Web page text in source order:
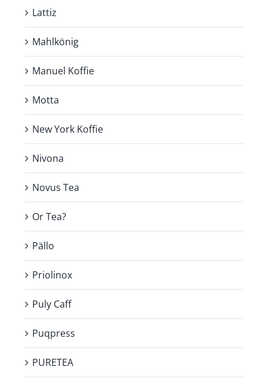
Lattiz
Mahlkönig
Manuel Koffie
Motta
New York Koffie
Nivona
Novus Tea
Or Tea?
Pällo
Priolinox
Puly Caff
Puqpress
PURETEA